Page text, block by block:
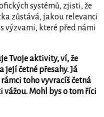
systémů, zjisti, že
zůstává, jakou relevanci
výzvami, které před námi
Tvoje aktivity, ví, že
její četné přesahy. Já
toho vyvracíš četná
vážou. Mohl bys o tom říci